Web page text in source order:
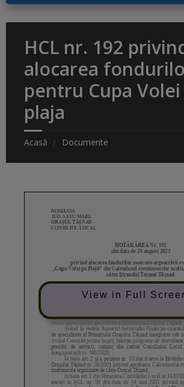
HCL nr. 192
alocarea
pentru Cupa
plaja
Acasă Documente
View in Full